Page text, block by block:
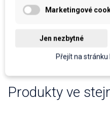
123,42 KčS DPH
Produkty ve
Marketingové
Jen nezbytné
Přejít na stránku